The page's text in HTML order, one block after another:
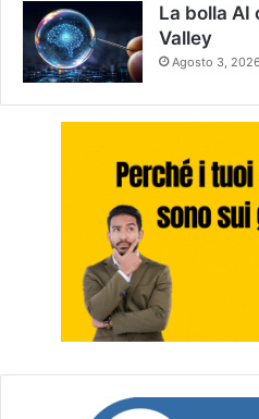
La bolla AI
Valley
Agosto 3, 2026